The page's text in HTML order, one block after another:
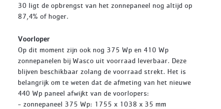
30 ligt de opbrengst van het zonnepaneel nog altijd op
87,4% of hoger.
Voorloper
Op dit moment zijn ook nog 375 Wp en 410 Wp
zonnepanelen bij Wasco uit voorraad leverbaar. Deze
blijven beschikbaar zolang de voorraad strekt. Het is
belangrijk om te weten dat de afmeting van het nieuwe
440 Wp paneel afwijkt van de voorlopers:
- zonnepaneel 375 Wp: 1755 x 1038 x 35 mm